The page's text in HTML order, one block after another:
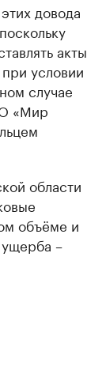
довода
акты
условии
случае
«Мир
области
объёме и
–